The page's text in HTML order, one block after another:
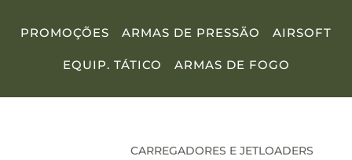
PROMOÇÕES ARMAS DE PRESSÃO AIRSOFT
EQUIP. TÁTICO ARMAS DE FOGO
CARREGADORES E JETLOADERS